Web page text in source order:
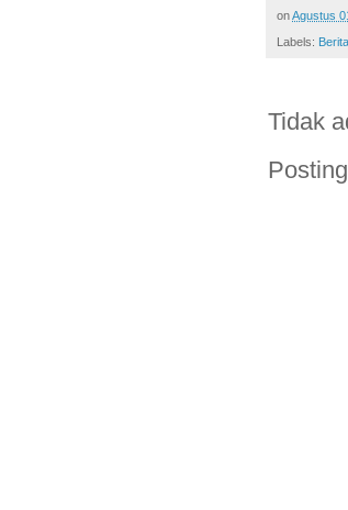
onAgustus
Labels:
Tidak